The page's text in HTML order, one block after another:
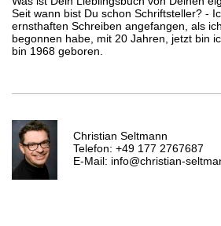
Seit wann bist Du schon Schriftsteller? -
ernsthaften Schreiben angefangen, als
begonnen habe, mit 20 Jahren, jetzt bin
bin 1968 geboren.
Christian Seltmann
Telefon: +49 177 2767687
E-Mail: info@christian-